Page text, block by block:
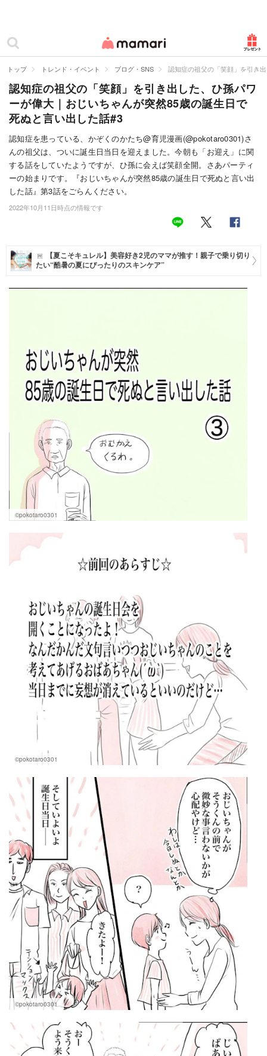
ママリ
カテゴリー一覧
妊娠
出産
赤ちゃん・育児
子育て・家族
病院
美容・ファッション
住まい
マネー
トップ トレンド・イベント ブログ・SNS 認知症の祖父の「笑顔」を引き
認知症の祖父の「笑顔」を引き出した、ひ孫パワ
ーが偉大｜おじいちゃんが突然85歳の誕生日で
死ぬと言い出した話#3
認知症を患っている、かぞくのかたち@育児漫画(@pokotaro0301)さ
んの祖父は、ついに誕生日当日を迎えました。今朝も「お迎え」に関
する話をしていたようですが、ひ孫に会えば笑顔全開。さあパーティ
ーの始まりです。『おじいちゃんが突然85歳の誕生日で死ぬと言い出
した話』第3話をごらんください。
2022年10月11日時点の情報です
【夏こそキュレル】美容好き2児のママが推す！親子で乗り切り
たい“酷暑の夏にぴったりのスキンケア”
©pokotaro0301
©pokotaro0301
©pokotaro0301